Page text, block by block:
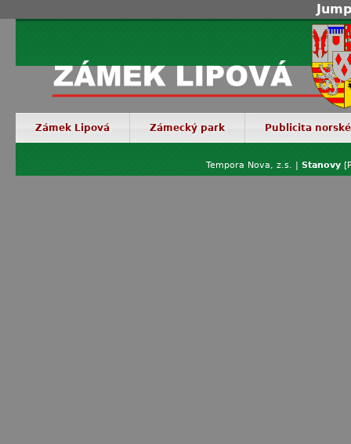
Zámek Lipová Zámecký park Publicita
Tempora Nova, z.s. | Stanovy